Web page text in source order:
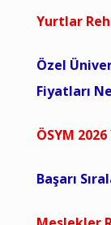
Yurtlar
Özel
Fiyatları
ÖSYM
Başarı